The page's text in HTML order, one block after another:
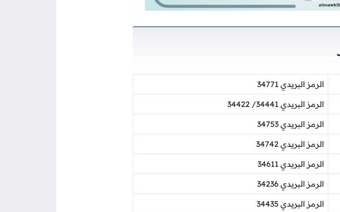
الرمز البريدي 34771
الرمز البريدي 34441/ 34422
الرمز البريدي 34753
الرمز البريدي 34742
الرمز البريدي 34611
الرمز البريدي 34236
الرمز البريدي 34435